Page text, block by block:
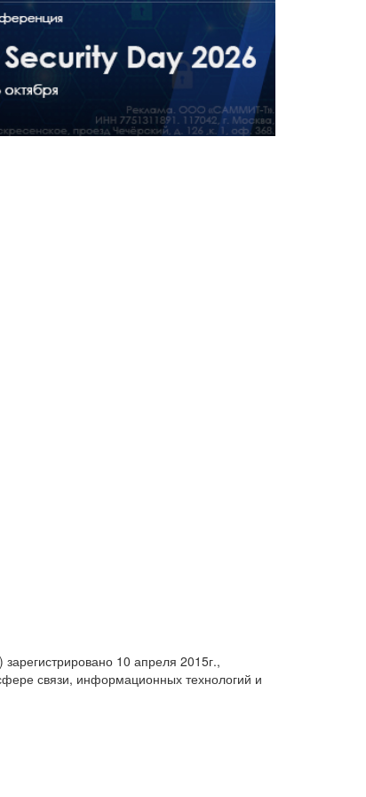
10 апреля 2015г.,
связи, информационных технологий и